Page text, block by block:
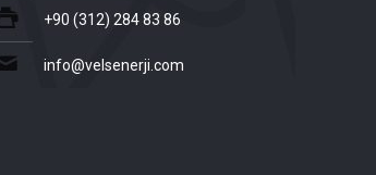
+90 (312) 284 83 86
info@velsenerji.com